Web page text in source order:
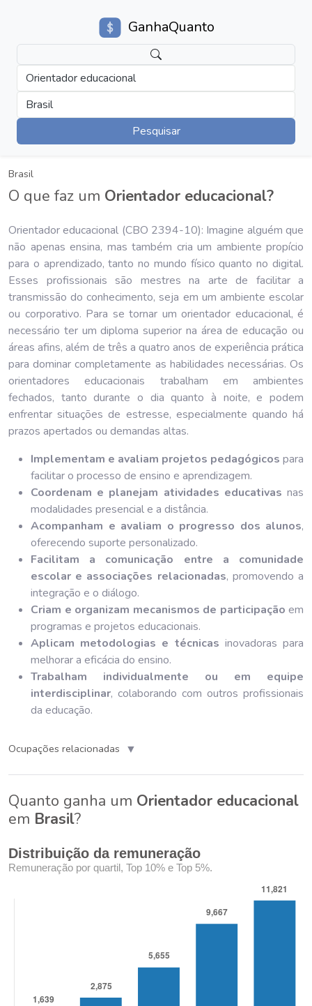
GanhaQuanto
Orientador educacional
Brasil
Pesquisar
Brasil
O que faz um Orientador educacional?
Orientador educacional (CBO 2394-10): Imagine alguém que
não apenas ensina, mas também cria um ambiente propício
para o aprendizado, tanto no mundo físico quanto no digital.
Esses profissionais são mestres na arte de facilitar a
transmissão do conhecimento, seja em um ambiente escolar
ou corporativo. Para se tornar um orientador educacional, é
necessário ter um diploma superior na área de educação ou
áreas afins, além de três a quatro anos de experiência prática
para dominar completamente as habilidades necessárias. Os
orientadores educacionais trabalham em ambientes
fechados, tanto durante o dia quanto à noite, e podem
enfrentar situações de estresse, especialmente quando há
prazos apertados ou demandas altas.
Implementam e avaliam projetos pedagógicos para
facilitar o processo de ensino e aprendizagem.
Coordenam e planejam atividades educativas nas
modalidades presencial e a distância.
Acompanham e avaliam o progresso dos alunos,
oferecendo suporte personalizado.
Facilitam a comunicação entre a comunidade
escolar e associações relacionadas, promovendo a
integração e o diálogo.
Criam e organizam mecanismos de participação em
programas e projetos educacionais.
Aplicam metodologias e técnicas inovadoras para
melhorar a eficácia do ensino.
Trabalham individualmente ou em equipe
interdisciplinar, colaborando com outros profissionais
da educação.
Ocupações relacionadas ▼
Quanto ganha um Orientador educacional
em Brasil?
Distribuição da remuneração
Remuneração por quartil, Top 10% e Top 5%.